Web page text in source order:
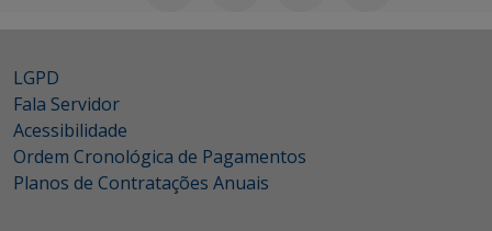
LGPD
Fala Servidor
Acessibilidade
Ordem Cronológica de Pagamentos
Planos de Contratações Anuais